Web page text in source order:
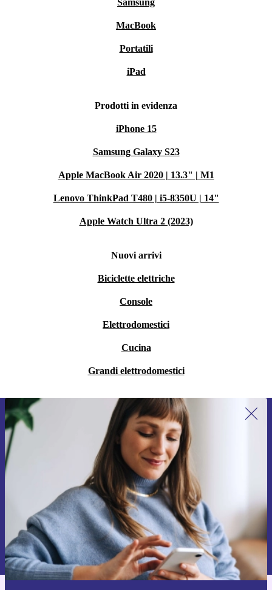
Samsung
MacBook
Portatili
iPad
Prodotti in evidenza
iPhone 15
Samsung Galaxy S23
Apple MacBook Air 2020 | 13.3" | M1
Lenovo ThinkPad T480 | i5-8350U | 14"
Apple Watch Ultra 2 (2023)
Nuovi arrivi
Biciclette elettriche
Console
Elettrodomestici
Cucina
Grandi elettrodomestici
Iscriviti per la prima volta alla nostra
newsletter e ottieni 15€ di sconto!
Non farti più scappare le migliori offerte.
Richiedi codice sconto
Per maggiori informazioni sull’uso dei dati personali, visita la nostra
Normativa sulla privacy